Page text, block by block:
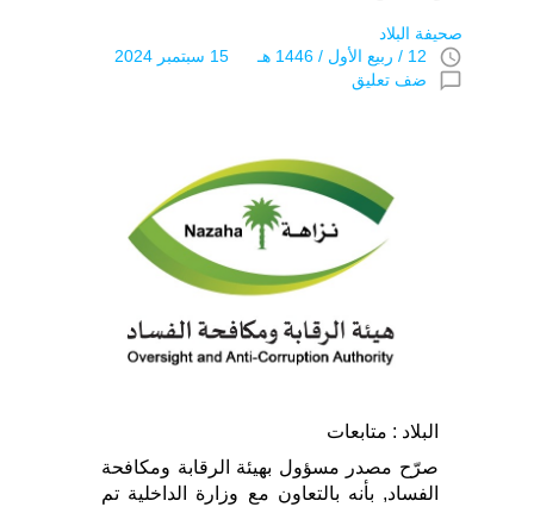
صحيفة البلاد
access_time 12 / ربيع اﻷول / 1446 هـ 15 سبتمبر 2024
chat_bubble_outline ضف تعليق
البلاد : متابعات
صرّح مصدر مسؤول بهيئة الرقابة ومكافحة
الفساد, بأنه بالتعاون مع وزارة الداخلية تم